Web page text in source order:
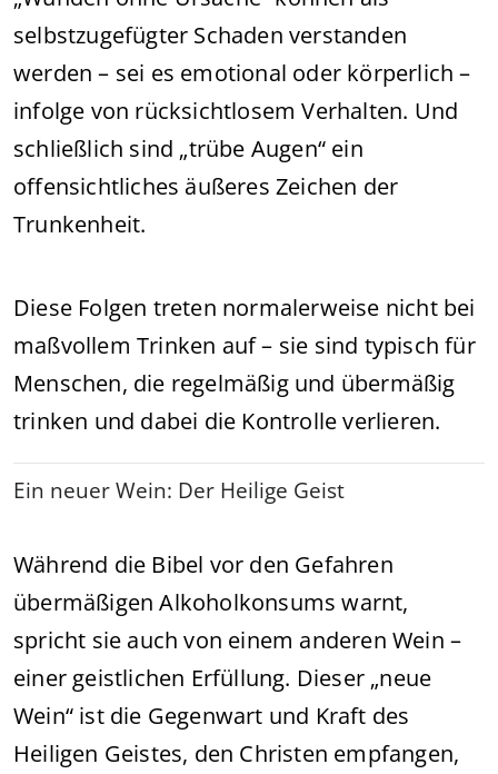
selbstzugefügter Schaden verstanden
werden – sei es emotional oder körperlich –
infolge von rücksichtlosem Verhalten. Und
schließlich sind „trübe Augen“ ein
offensichtliches äußeres Zeichen der
Trunkenheit.
Diese Folgen treten normalerweise nicht bei
maßvollem Trinken auf – sie sind typisch für
Menschen, die regelmäßig und übermäßig
trinken und dabei die Kontrolle verlieren.
Ein neuer Wein: Der Heilige Geist
Während die Bibel vor den Gefahren
übermäßigen Alkoholkonsums warnt,
spricht sie auch von einem anderen Wein –
einer geistlichen Erfüllung. Dieser „neue
Wein“ ist die Gegenwart und Kraft des
Heiligen Geistes, den Christen empfangen,